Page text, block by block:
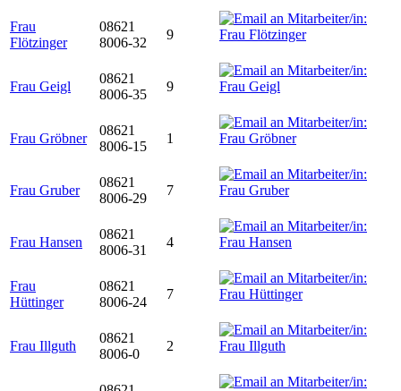
Frau
Flötzinger
08621
8006-32
9
Frau Geigl
08621
8006-35
9
Frau Gröbner
08621
8006-15
1
Frau Gruber
08621
8006-29
7
Frau Hansen
08621
8006-31
4
Frau
Hüttinger
08621
8006-24
7
Frau Illguth
08621
8006-0
2